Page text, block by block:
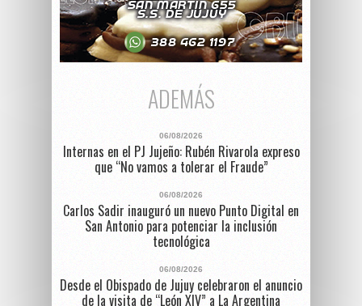
ADEMÁS
06/08/2026
Internas en el PJ Jujeño: Rubén Rivarola expreso
que “No vamos a tolerar el Fraude”
06/08/2026
Carlos Sadir inauguró un nuevo Punto Digital en
San Antonio para potenciar la inclusión
tecnológica
06/08/2026
Desde el Obispado de Jujuy celebraron el anuncio
de la visita de “León XIV” a La Argentina